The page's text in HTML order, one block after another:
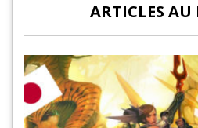
ARTICLES AU